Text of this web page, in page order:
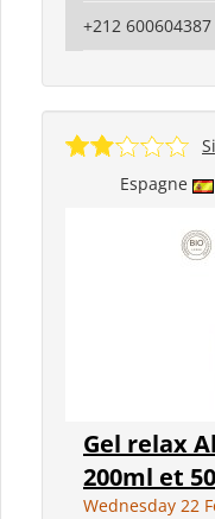
+212 600604387
Espagne
Gel relax
200ml et
Wednesday 22